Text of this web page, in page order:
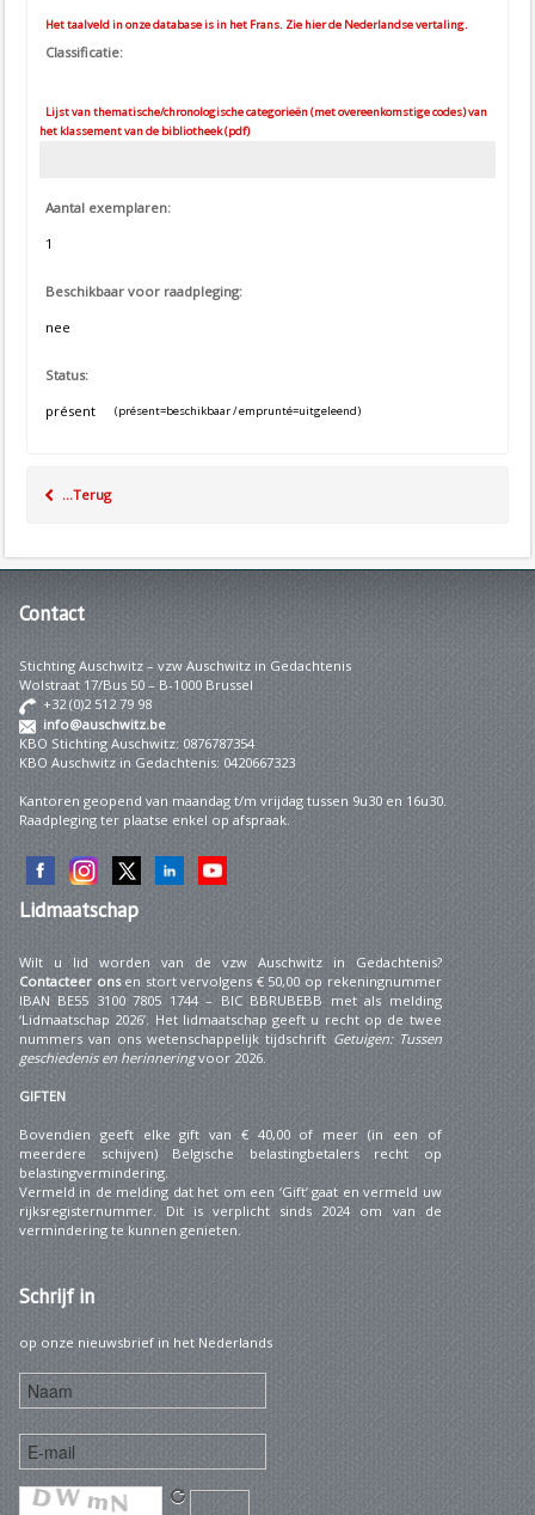
Het taalveld in onze database is in het Frans. Zie hier de Nederlandse vertaling.
Classificatie:
Lijst van thematische/chronologische categorieën (met overeenkomstige codes) van
het klassement van de bibliotheek (pdf)
Aantal exemplaren:
1
Beschikbaar voor raadpleging:
nee
Status:
présent
(présent=beschikbaar / emprunté=uitgeleend)
...Terug
Contact
Stichting Auschwitz – vzw Auschwitz in Gedachtenis
Wolstraat 17/Bus 50 – B-1000 Brussel
+32 (0)2 512 79 98
info@auschwitz.be
KBO Stichting Auschwitz: 0876787354
KBO Auschwitz in Gedachtenis: 0420667323
Kantoren geopend van maandag t/m vrijdag tussen 9u30 en 16u30.
Raadpleging ter plaatse enkel op afspraak.
Lidmaatschap
Wilt u lid worden van de vzw Auschwitz in Gedachtenis?
Contacteer onsen stort vervolgens € 50,00 op rekeningnummer
IBAN BE55 3100 7805 1744 – BIC BBRUBEBB met als melding
‘Lidmaatschap 2026’. Het lidmaatschap geeft u recht op de twee
nummers van ons wetenschappelijk tijdschrift Getuigen: Tussen
geschiedenis en herinneringvoor 2026.
GIFTEN
Bovendien geeft elke gift van € 40,00 of meer (in een of
meerdere schijven) Belgische belastingbetalers recht op
belastingvermindering.
Vermeld in de melding dat het om een ‘Gift’ gaat en vermeld uw
rijksregisternummer. Dit is verplicht sinds 2024 om van de
vermindering te kunnen genieten.
Schrijfin
op onze nieuwsbrief in het Nederlands